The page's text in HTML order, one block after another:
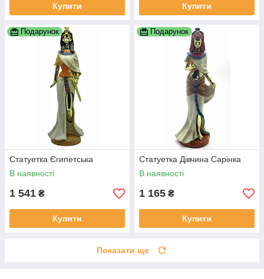
Купити Купити
Подарунок
Статуетка Єгипетська
В наявності
1 541 ₴
Купити
Подарунок
Статуетка Дівчина Сарінка
В наявності
1 165 ₴
Купити
Показати ще